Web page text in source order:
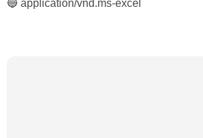
🔵 application/vnd.ms-excel